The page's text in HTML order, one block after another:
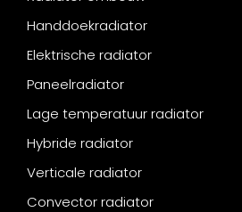
Handdoekradiator
Elektrische radiator
Paneelradiator
Lage temperatuur radiator
Hybride radiator
Verticale radiator
Convector radiator